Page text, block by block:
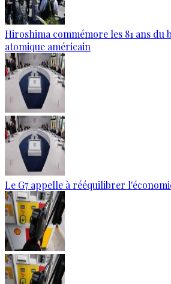
Hiroshima commémore les 81 ans du
atomique américain
Le G7 appelle à rééquilibrer